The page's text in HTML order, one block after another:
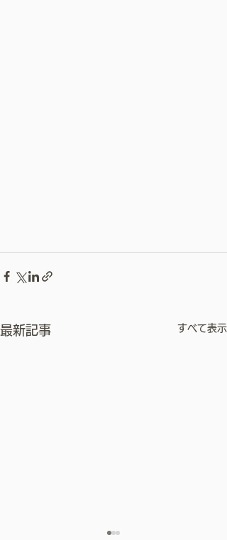
最新記事 すべて表示